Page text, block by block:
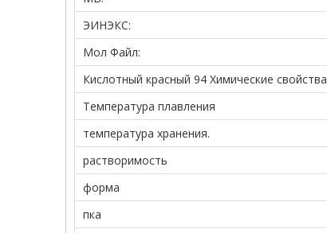
ЭИНЭКС:
Мол Файл:
Кислотный красный 94 Химические свойства
Температура плавления
температура хранения.
растворимость
форма
пка